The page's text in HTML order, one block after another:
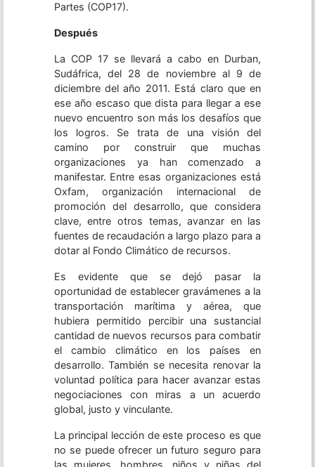
Partes (COP17).
Después
La COP 17 se llevará a cabo en Durban,
Sudáfrica, del 28 de noviembre al 9 de
diciembre del año 2011. Está claro que en
ese año escaso que dista para llegar a ese
nuevo encuentro son más los desafíos que
los logros. Se trata de una visión del
camino por construir que muchas
organizaciones ya han comenzado a
manifestar. Entre esas organizaciones está
Oxfam, organización internacional de
promoción del desarrollo, que considera
clave, entre otros temas, avanzar en las
fuentes de recaudación a largo plazo para a
dotar al Fondo Climático de recursos.
Es evidente que se dejó pasar la
oportunidad de establecer gravámenes a la
transportación marítima y aérea, que
hubiera permitido percibir una sustancial
cantidad de nuevos recursos para combatir
el cambio climático en los países en
desarrollo. También se necesita renovar la
voluntad política para hacer avanzar estas
negociaciones con miras a un acuerdo
global, justo y vinculante.
La principal lección de este proceso es que
no se puede ofrecer un futuro seguro para
las mujeres, hombres, niños y niñas del